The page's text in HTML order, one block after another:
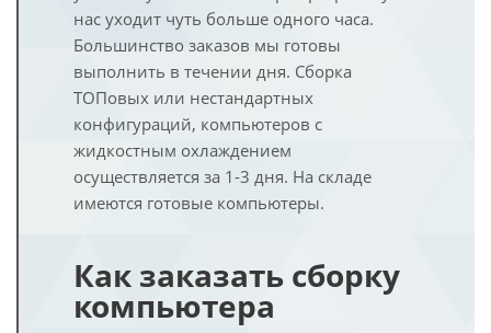
нас уходит чуть больше одного часа.
Большинство заказов мы готовы
выполнить в течении дня. Сборка
ТОПовых или нестандартных
конфигураций, компьютеров с
жидкостным охлаждением
осуществляется за 1-3 дня. На складе
имеются готовые компьютеры.
Как заказать сборку
компьютера